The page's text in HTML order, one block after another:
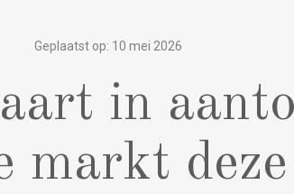
Geplaatst op: 10 mei 2026
in
markt